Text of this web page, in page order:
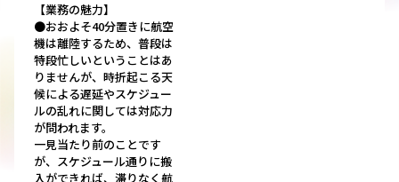
【業務の魅力】
●おおよそ40分置きに航空
機は離陸するため、普段は
特段忙しいということはあ
りませんが、時折起こる天
候による遅延やスケジュー
ルの乱れに関しては対応力
が問われます。
一見当たり前のことです
が、スケジュール通りに搬
入ができれば、滞りなく航